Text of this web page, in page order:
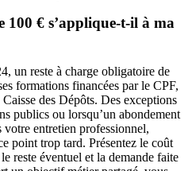
100 € s’applique-t-il à ma
un reste à charge obligatoire de
formations financées par le CPF,
des Dépôts. Des exceptions
publics ou lorsqu’un abondement
entretien professionnel,
point trop tard. Présentez le coût
reste éventuel et la demande faite